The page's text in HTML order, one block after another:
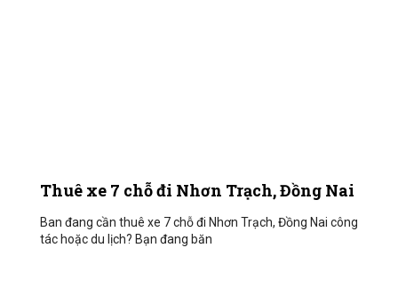
Thuê xe 7 chỗ đi Nhơn Trạch, Đồng Nai
Ban đang cần thuê xe 7 chỗ đi Nhơn Trạch, Đồng Nai công
tác hoặc du lịch? Bạn đang băn